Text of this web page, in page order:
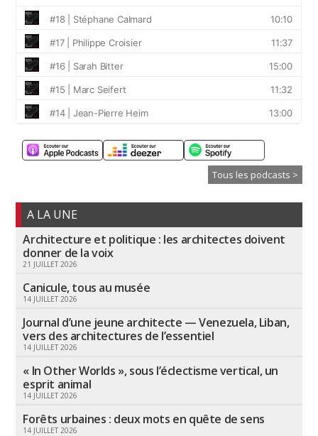
Tous les podcasts >
A LA UNE
Architecture et politique : les architectes doivent
donner de la voix
21 JUILLET 2026
Canicule, tous au musée
14 JUILLET 2026
Journal d’une jeune architecte — Venezuela, Liban,
vers des architectures de l’essentiel
14 JUILLET 2026
« In Other Worlds », sous l’éclectisme vertical, un
esprit animal
14 JUILLET 2026
Forêts urbaines : deux mots en quête de sens
14 JUILLET 2026